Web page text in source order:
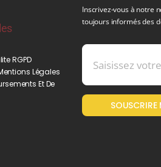
RGPD
Légales
Et De
Inscrivez-vous à notre
toujours informés des